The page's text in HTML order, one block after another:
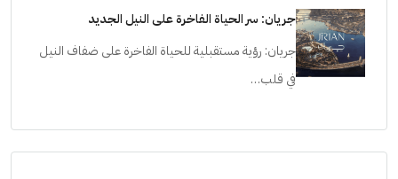
جريان: سر الحياة الفاخرة على النيل الجديد
جريان: رؤية مستقبلية للحياة الفاخرة على ضفاف النيل
في قلب…